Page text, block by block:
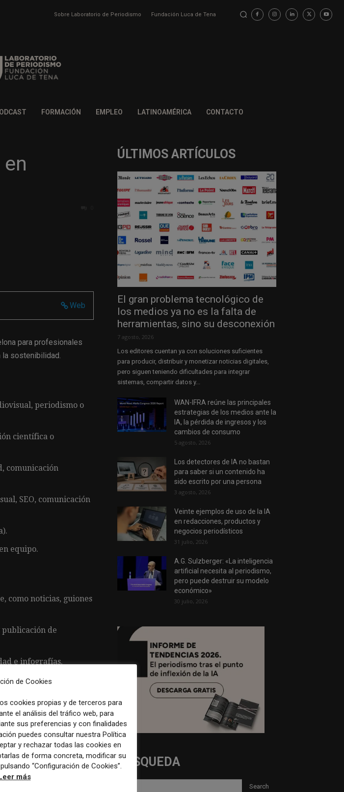
Sobre Laboratorio de Periodismo Fundación Luca de Tena
FORMACIÓN EMPLEO LATINOAMÉRICA CONTACTO
Web
para profesionales
la sostenibilidad.
periodismo o
científica o
comunicación
SEO, comunicación
equipo.
como noticias, guiones
publicación de
e infografías.
de los proyectos.
y jornada intensiva los
ÚLTIMOS ARTÍCULOS
El gran problema tecnológico de
los medios ya no es la falta de
herramientas, sino su desconexión
7 agosto, 2026
Los editores cuentan ya con soluciones suficientes
para producir, distribuir y monetizar noticias digitales,
pero siguen teniendo dificultades para integrar
sistemas, compartir datos y...
WAN-IFRA reúne las principales
estrategias de los medios ante la
IA, la pérdida de ingresos y los
cambios de consumo
5 agosto, 2026
Los detectores de IA no bastan
para saber si un contenido ha
sido escrito por una persona
3 agosto, 2026
Veinte ejemplos de uso de la IA
en redacciones, productos y
negocios periodísticos
31 julio, 2026
A.G. Sulzberger: «La inteligencia
artificial necesita al periodismo,
pero puede destruir su modelo
económico»
30 julio, 2026
BUSQUEDA
de Cookies
cookies propias y de terceros para
el análisis del tráfico web, para
sus preferencias y con finalidades
puedes consultar nuestra Política
y rechazar todas las cookies en
de forma concreta, modificar su
“Configuración de Cookies”.
más